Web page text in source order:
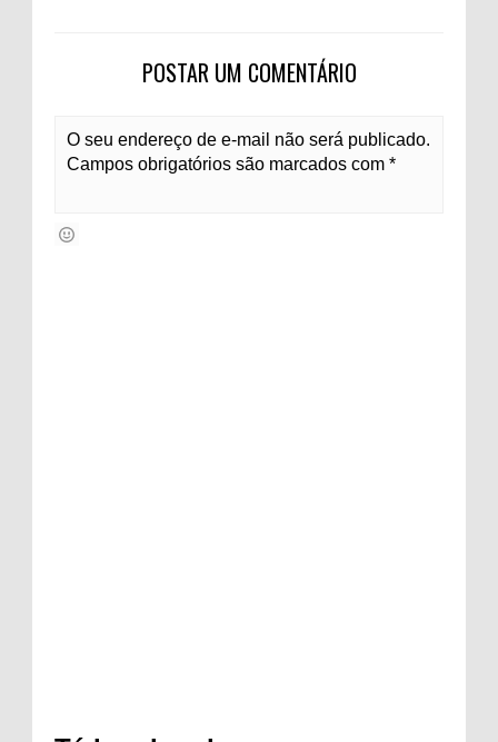
POSTAR UM COMENTÁRIO
O seu endereço de e-mail não será publicado.
Campos obrigatórios são marcados com *